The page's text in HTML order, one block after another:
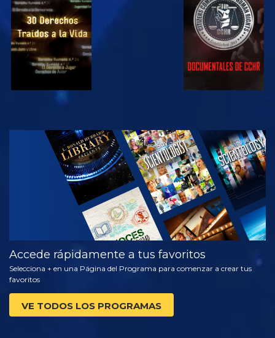
VE VE
VE
EXPLORA LAS
SERIES
Accede rápidamente a tus favoritos
Selecciona + en una Página del Programa para comenzar a crear tus
favoritos
VE TODOS LOS PROGRAMAS